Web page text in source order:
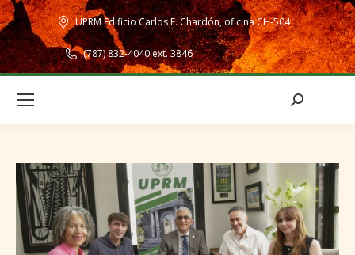
UPRM Edificio Carlos E. Chardón, oficina CH-504
(787) 832-4040 ext. 3846
Search: